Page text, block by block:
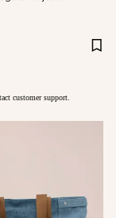
customer support.